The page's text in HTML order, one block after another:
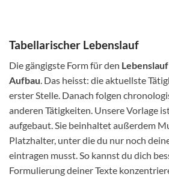
Tabellarischer Lebenslauf
Die gängigste Form für den Lebenslauf
Aufbau. Das heisst: die aktuellste
erster Stelle. Danach folgen
anderen Tätigkeiten. Unsere Vorlage
aufgebaut. Sie beinhaltet außerdem
Platzhalter, unter die du nur noch
eintragen musst. So kannst du dich
Formulierung deiner Texte